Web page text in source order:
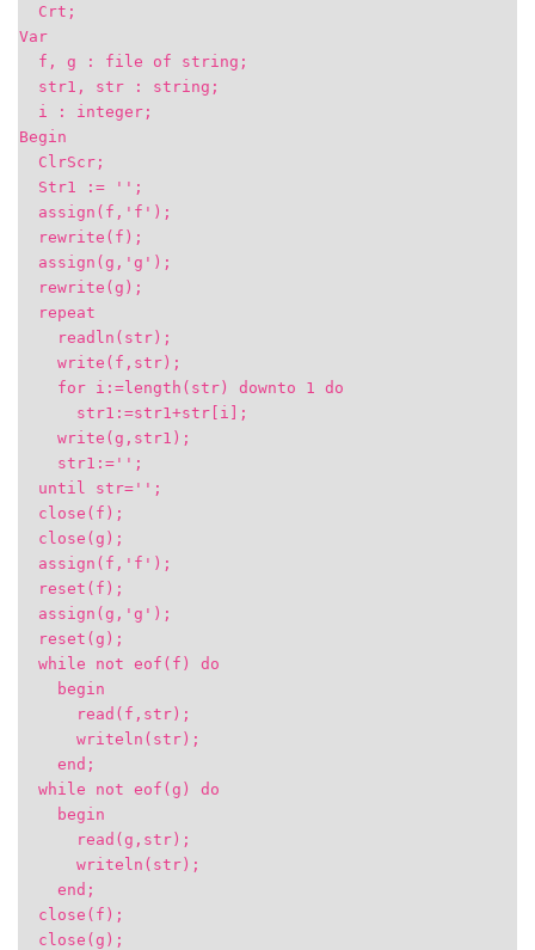
Crt;
Var
f, g : file of string;
str1, str : string;
i : integer;
Begin
ClrScr;
Str1 := '';
assign(f,'f');
rewrite(f);
assign(g,'g');
rewrite(g);
repeat
readln(str);
write(f,str);
for i:=length(str) downto 1 do
str1:=str1+str[i];
write(g,str1);
str1:='';
until str='';
close(f);
close(g);
assign(f,'f');
reset(f);
assign(g,'g');
reset(g);
while not eof(f) do
begin
read(f,str);
writeln(str);
end;
while not eof(g) do
begin
read(g,str);
writeln(str);
end;
close(f);
close(g);